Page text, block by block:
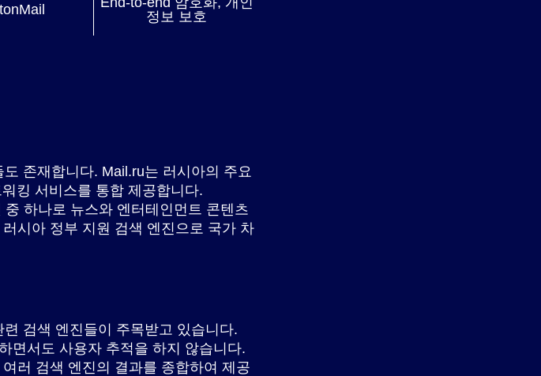
정보 보호
존재합니다. Mail.ru는 러시아의 주요
킹 서비스를 통합 제공합니다.
하나로 뉴스와 엔터테인먼트 콘텐츠
시아 정부 지원 검색 엔진으로 국가 차
검색 엔진들이 주목받고 있습니다.
면서도 사용자 추적을 하지 않습니다.
러 검색 엔진의 결과를 종합하여 제공